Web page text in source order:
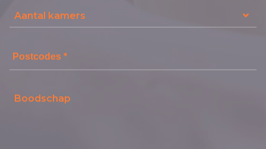
Aantal kamers